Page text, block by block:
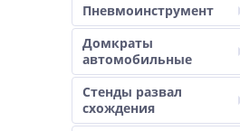
Пневмоинструмент
Домкраты
автомобильные
Стенды развал
схождения
камеры для грузовых
автомобилей